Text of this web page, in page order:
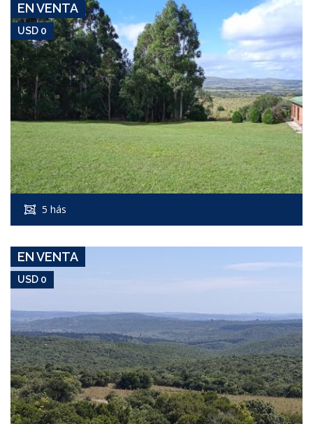
EN VENTA
USD 0
5 hás
USD 0
Campo #7350
EN VENTA
USD 0
USD 0